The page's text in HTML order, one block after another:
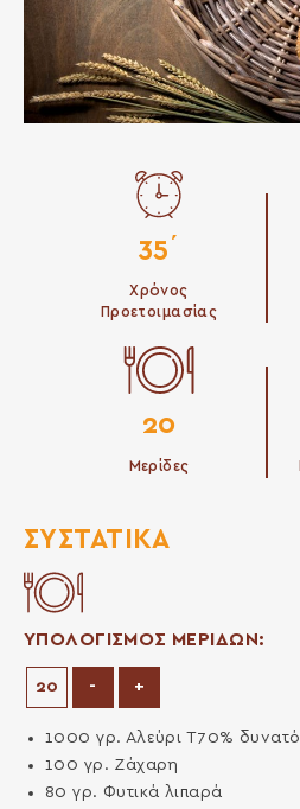
35΄
Χρόνος
Προετοιμασίας
20
Μερίδες
ΣΥΣΤΑΤΙΚΆ
ΥΠΟΛΟΓΙΣΜΟΣ ΜΕΡΙΔΩΝ:
- Μείωση μερίδων
+Αύξηση μερίδων
1000γρ. Αλεύρι Τ70% δυνατό
100 γρ. Ζάχαρη
80γρ. Φυτικά λιπαρά